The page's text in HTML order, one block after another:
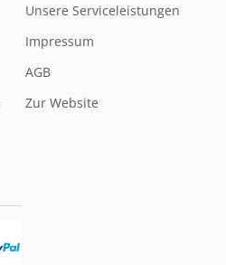
Unsere Serviceleistungen
Impressum
AGB
Zur Website